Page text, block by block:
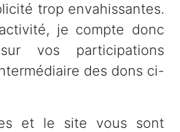
trop envahissantes.
je compte donc
vos participations
des dons ci-
et le site vous sont